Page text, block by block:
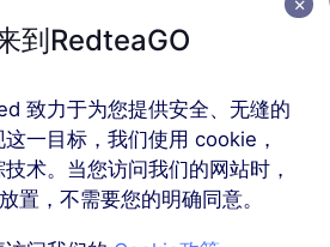
到RedteaGO
致力于为您提供安全、无缝的
一目标，我们使用 cookie，
术。当您访问我们的网站时，
置，不需要您的明确同意。